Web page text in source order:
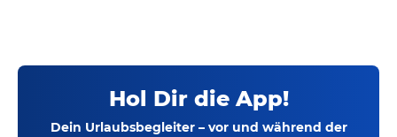
Hol Dir die App!
Dein Urlaubsbegleiter – vor und während der